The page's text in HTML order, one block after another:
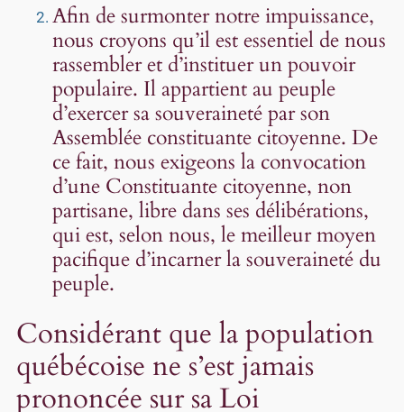
Afin de surmonter notre impuissance,
nous croyons qu’il est essentiel de nous
rassembler et d’instituer un pouvoir
populaire. Il appartient au peuple
d’exercer sa souveraineté par son
Assemblée constituante citoyenne. De
ce fait, nous exigeons la convocation
d’une Constituante citoyenne, non
partisane, libre dans ses délibérations,
qui est, selon nous, le meilleur moyen
pacifique d’incarner la souveraineté du
peuple.
Considérant que la population
québécoise ne s’est jamais
prononcée sur sa Loi